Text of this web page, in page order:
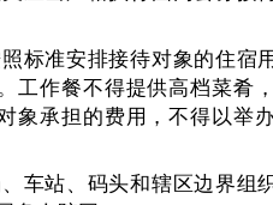
标准安排接待对象的住宿
工作餐不得提供高档菜肴
象承担的费用，不得以举
车站、码头和辖区边界组